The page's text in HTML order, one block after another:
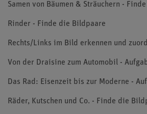
Samen von Bäumen & Sträuchern -
Rinder - Finde die Bildpaare
Rechts/Links im Bild erkennen und
Von der Draisine zum Automobil -
Das Rad: Eisenzeit bis zur Moderne -
Räder, Kutschen und Co. - Finde die